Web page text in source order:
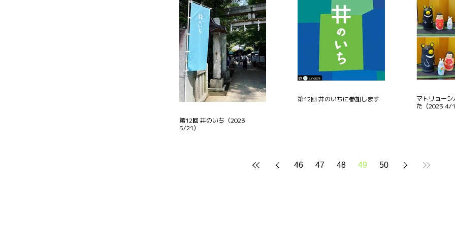
第12回 井のいち（2023
5/21）
第12回 井のいちに参加します
マトリョー
た（2023 4/
46 47 48 49 50